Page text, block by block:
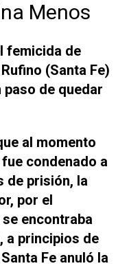
Menos
femicida de
(Santa Fe)
de quedar
al momento
condenado a
de prisión, la
por el
encontraba
a principios de
Fe anuló la